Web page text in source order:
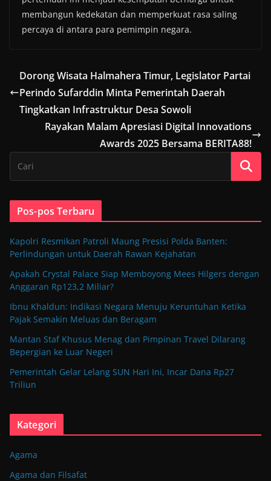
membangun kedekatan dan memperkuat rasa saling
percaya di antara para pemimpin negara.
Dorong Wisata Halmahera Timur, Legislator Partai
Perindo Sufarddin Minta Pemerintah Daerah
Tingkatkan Infrastruktur Desa Sowoli
Rayakan Malam Apresiasi Digital Innovations
Awards 2025 Bersama BERITA88!
Pos-pos Terbaru
Kapolri Resmikan Patroli Maung Presisi Polda Banten:
Perlindungan untuk Daerah Rawan Kejahatan
Apakah Crystal Palace Siap Memboyong Mees Hilgers dengan
Anggaran Rp123,2 Miliar?
Ibnu Khaldun: Indikasi Negara Menuju Keruntuhan Ketika
Pajak Semakin Meluas dan Beragam
Mantan Staf Khusus Menag dan Pimpinan Travel Dilarang
Bepergian ke Luar Negeri
Pemerintah Gelar Lelang SUN Hari Ini, Incar Dana Rp27
Triliun
Kategori
Agama
Agama dan Filsafat